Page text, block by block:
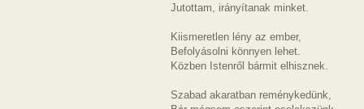
Jutottam, irányítanak minket.
Kiismeretlen lény az ember,
Befolyásolni könnyen lehet.
Közben Istenről bármit elhisznek.
Szabad akaratban reménykedünk,